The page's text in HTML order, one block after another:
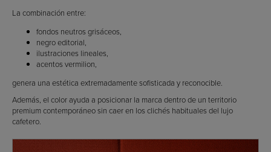
La combinación entre:
fondos neutros grisáceos,
negro editorial,
ilustraciones lineales,
acentos vermilion,
genera una estética extremadamente sofisticada y reconocible.
Además, el color ayuda a posicionar la marca dentro de un territorio
premium contemporáneo sin caer en los clichés habituales del lujo
cafetero.